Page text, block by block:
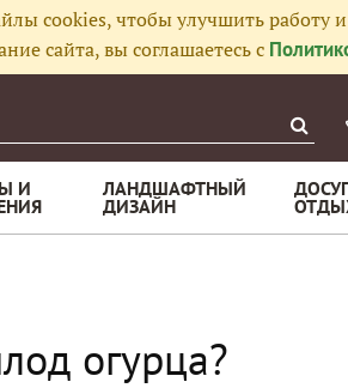
cookies, чтобы улучшить работу
сайта, вы соглашаетесь с
И ЛАНДШАФТНЫЙ
ДИЗАЙН
огурца?